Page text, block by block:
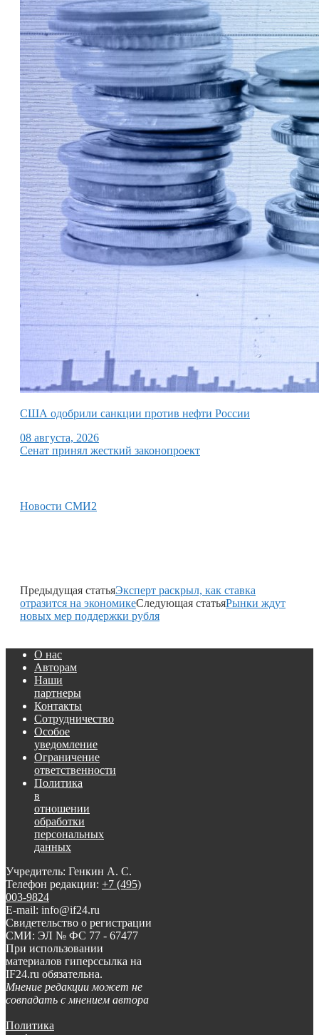
США одобрили санкции против нефти России
08 августа, 2026
Сенат принял жесткий законопроект
Новости СМИ2
Предыдущая статьяЭксперт раскрыл, как ставка
отразится на экономикеСледующая статьяРынки ждут
новых мер поддержки рубля
О нас
Авторам
Наши
партнеры
Контакты
Сотрудничество
Особое
уведомление
Ограничение
ответственности
Политика
в
отношении
обработки
персональных
данных
Учредитель: Генкин А. С.
Телефон редакции: +7 (495)
003-9824
E-mail: info@if24.ru
Свидетельство о регистрации
СМИ: ЭЛ № ФС 77 - 67477
При использовании
материалов гиперссылка на
IF24.ru обязательна.
Мнение редакции может не
совпадать с мнением автора
Политика